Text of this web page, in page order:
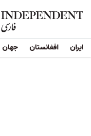
ایران افغانستان جهان